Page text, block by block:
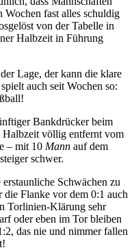
Wochen fast alles schuldig
von der Tabelle in
Halbzeit in Führung
Lage, der kann die klare
auch seit Wochen so:
Bankdrücker beim
Halbzeit völlig entfernt vom
– mit 10 Mann auf dem
schwer.
Schwächen zu
die Flanke vor dem 0:1 auch
Torlinien-Klärung sehr
oder eben im Tor bleiben
das nie und nimmer fallen